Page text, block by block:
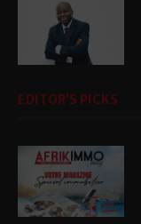
EDITOR’S PICKS